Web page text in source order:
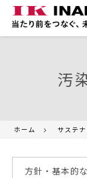
汚
ホーム サステナ
方針・基本的